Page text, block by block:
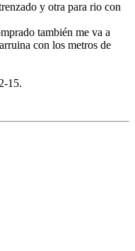
y otra para rio con
también me va a
con los metros de
15.